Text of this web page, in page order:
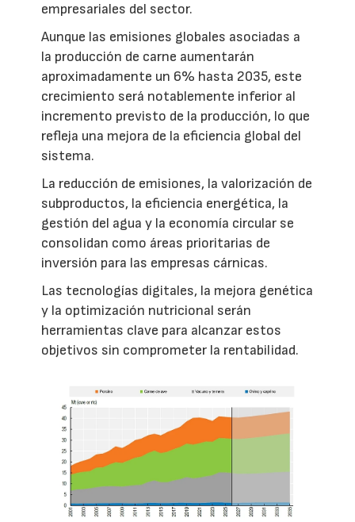
empresariales del sector.
Aunque las emisiones globales asociadas a
la producción de carne aumentarán
aproximadamente un 6% hasta 2035, este
crecimiento será notablemente inferior al
incremento previsto de la producción, lo que
refleja una mejora de la eficiencia global del
sistema.
La reducción de emisiones, la valorización de
subproductos, la eficiencia energética, la
gestión del agua y la economía circular se
consolidan como áreas prioritarias de
inversión para las empresas cárnicas.
Las tecnologías digitales, la mejora genética
y la optimización nutricional serán
herramientas clave para alcanzar estos
objetivos sin comprometer la rentabilidad.